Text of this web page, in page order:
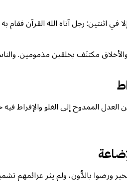
رجل آتاه الله القرآن فقام به
والأخلاق مكتنَف بخلقين مذمومين.
العدل الممدوح إلى الغلو
بالدُّون، ولم يثر عزائمهم